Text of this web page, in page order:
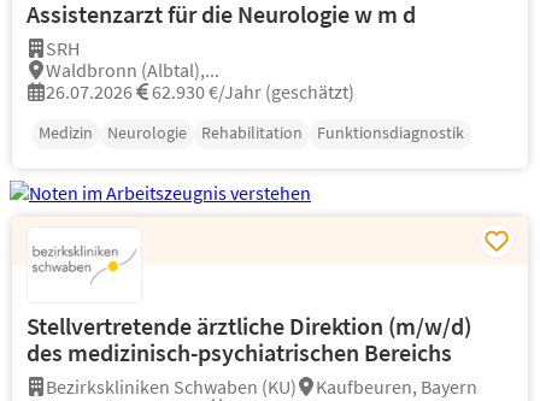
Assistenzarzt für die Neurologie w m d
SRH
Waldbronn (Albtal),...
26.07.2026
62.930 €/Jahr (geschätzt)
Medizin Neurologie Rehabilitation Funktionsdiagnostik
Stellvertretende ärztliche Direktion (m/w/d)
des medizinisch-psychiatrischen Bereichs
Bezirkskliniken Schwaben (KU)
Kaufbeuren, Bayern